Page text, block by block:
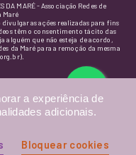
DA MARÉ - Associação Redes de
Maré
as ações realizadas para fins
têm o consentimento tácito das
alguém que não esteja de acordo,
da Maré para a remoção da mesma
a experiência de
adicionais.
Bloquear cookies